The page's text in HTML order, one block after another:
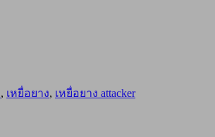
, เหยื่อยาง, เหยื่อยาง attacker